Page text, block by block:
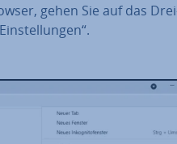
gehen Sie auf das